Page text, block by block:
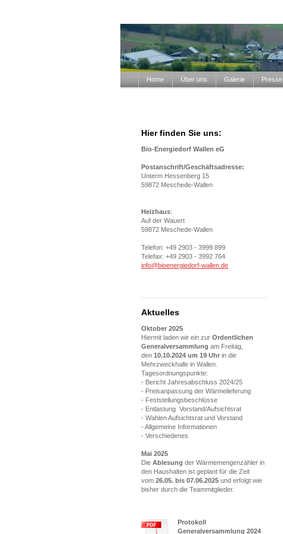
Home Über uns Galerie Presse
Hier finden Sie uns:
Bio-Energiedorf Wallen eG
Postanschrift/Geschäftsadresse:
Unterm Hessenberg 15
59872 Meschede-Wallen
Heizhaus:
Auf der Wauert
59872 Meschede-Wallen
Telefon: +49 2903 - 3999 899
Telefax: +49 2903 - 3992 764
info@bioenergiedorf-wallen.de
Aktuelles
Oktober 2025
Hiermit laden wir ein zur Ordentlichen
Generalversammlung am Freitag,
den 10.10.2024 um 19 Uhr in die
Mehrzweckhalle in Wallen.
Tagesordnungspunkte:
- Bericht Jahresabschluss 2024/25
- Preisanpassung der Wärmelieferung
- Feststellungsbeschlüsse
- Entlastung Vorstand/Aufsichtsrat
- Wahlen Aufsichtsrat und Vorstand
- Allgemeine Informationen
- Verschiedenes
Mai 2025
Die Ablesung der Wärmemengenzähler in
den Haushalten ist geplant für die Zeit
vom 26.05. bis 07.06.2025 und erfolgt wie
bisher durch die Teammitglieder.
Protokoll
Generalversammlung 2024